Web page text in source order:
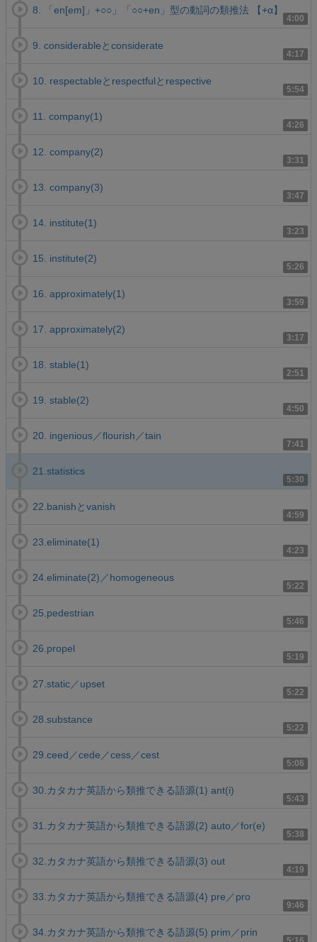
4:00
8. 「en[em]」+○○」「○○+en」型の動詞の類推法 【+α】
4:17
9. considerableとconsiderate
5:54
10. respectableとrespectfulとrespective
4:26
11. company(1)
3:31
12. company(2)
3:47
13. company(3)
3:23
14. institute(1)
5:26
15. institute(2)
3:59
16. approximately(1)
3:17
17. approximately(2)
2:51
18. stable(1)
4:50
19. stable(2)
7:41
20. ingenious／flourish／tain
5:30
21.statistics
4:59
22.banishとvanish
4:23
23.eliminate(1)
5:22
24.eliminate(2)／homogeneous
5:46
25.pedestrian
5:19
26.propel
5:22
27.static／upset
5:22
28.substance
5:06
29.ceed／cede／cess／cest
5:43
30.カタカナ英語から類推できる語源(1) ant(i)
5:38
31.カタカナ英語から類推できる語源(2) auto／for(e)
4:19
32.カタカナ英語から類推できる語源(3) out
9:46
33.カタカナ英語から類推できる語源(4) pre／pro
34.カタカナ英語から類推できる語源(5) prim／prin